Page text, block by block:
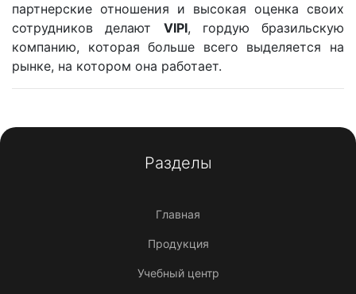
партнерские отношения и высокая оценка своих
сотрудников делают VIPI, гордую бразильскую
компанию, которая больше всего выделяется на
рынке, на котором она работает.
Разделы
Главная
Продукция
Учебный центр